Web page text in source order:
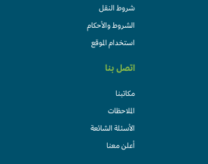
شروط النقل
الشروط والأحكام
استخدام الموقع
اتصل بنا
مكاتبنا
الملاحظات
الأسئلة الشائعة
أعلن معنا